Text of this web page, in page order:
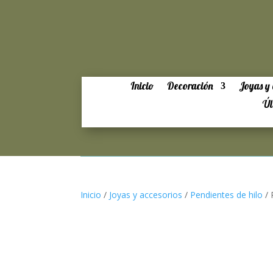
Inicio Decoración Joyas y
Inicio / Joyas y accesorios / Pendientes de hilo /